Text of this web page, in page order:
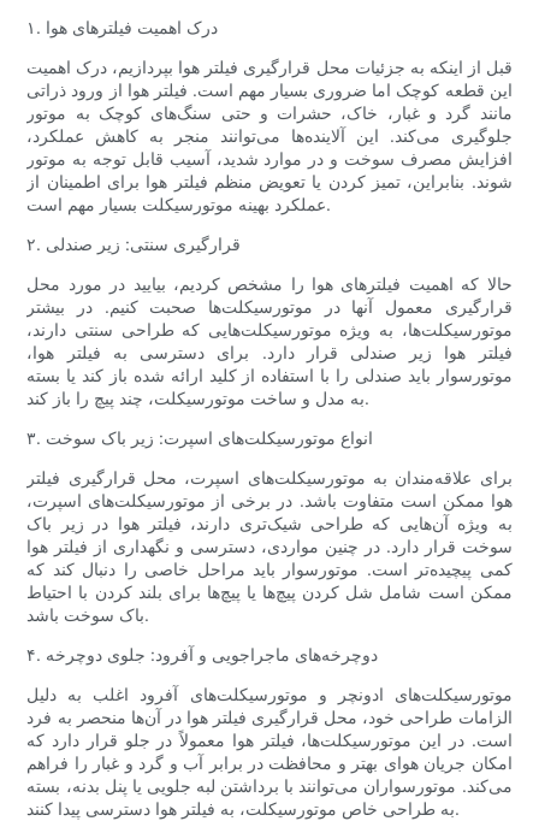
۱. درک اهمیت فیلترهای هوا
قبل از اینکه به جزئیات محل قرارگیری فیلتر هوا بپردازیم، درک اهمیت
این قطعه کوچک اما ضروری بسیار مهم است. فیلتر هوا از ورود ذراتی
مانند گرد و غبار، خاک، حشرات و حتی سنگ‌های کوچک به موتور
جلوگیری می‌کند. این آلاینده‌ها می‌توانند منجر به کاهش عملکرد،
افزایش مصرف سوخت و در موارد شدید، آسیب قابل توجه به موتور
شوند. بنابراین، تمیز کردن یا تعویض منظم فیلتر هوا برای اطمینان از
عملکرد بهینه موتورسیکلت بسیار مهم است.
۲. قرارگیری سنتی: زیر صندلی
حالا که اهمیت فیلترهای هوا را مشخص کردیم، بیایید در مورد محل
قرارگیری معمول آنها در موتورسیکلت‌ها صحبت کنیم. در بیشتر
موتورسیکلت‌ها، به ویژه موتورسیکلت‌هایی که طراحی سنتی دارند،
فیلتر هوا زیر صندلی قرار دارد. برای دسترسی به فیلتر هوا،
موتورسوار باید صندلی را با استفاده از کلید ارائه شده باز کند یا بسته
به مدل و ساخت موتورسیکلت، چند پیچ ​​را باز کند.
۳. انواع موتورسیکلت‌های اسپرت: زیر باک سوخت
برای علاقه‌مندان به موتورسیکلت‌های اسپرت، محل قرارگیری فیلتر
هوا ممکن است متفاوت باشد. در برخی از موتورسیکلت‌های اسپرت،
به ویژه آن‌هایی که طراحی شیک‌تری دارند، فیلتر هوا در زیر باک
سوخت قرار دارد. در چنین مواردی، دسترسی و نگهداری از فیلتر هوا
کمی پیچیده‌تر است. موتورسوار باید مراحل خاصی را دنبال کند که
ممکن است شامل شل کردن پیچ‌ها یا پیچ‌ها برای بلند کردن با احتیاط
باک سوخت باشد.
۴. دوچرخه‌های ماجراجویی و آفرود: جلوی دوچرخه
موتورسیکلت‌های ادونچر و موتورسیکلت‌های آفرود اغلب به دلیل
الزامات طراحی خود، محل قرارگیری فیلتر هوا در آن‌ها منحصر به فرد
است. در این موتورسیکلت‌ها، فیلتر هوا معمولاً در جلو قرار دارد که
امکان جریان هوای بهتر و محافظت در برابر آب و گرد و غبار را فراهم
می‌کند. موتورسواران می‌توانند با برداشتن لبه جلویی یا پنل بدنه، بسته
به طراحی خاص موتورسیکلت، به فیلتر هوا دسترسی پیدا کنند.